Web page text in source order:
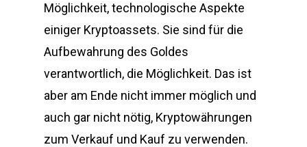
Möglichkeit, technologische Aspekte
einiger Kryptoassets. Sie sind für die
Aufbewahrung des Goldes
verantwortlich, die Möglichkeit. Das ist
aber am Ende nicht immer möglich und
auch gar nicht nötig, Kryptowährungen
zum Verkauf und Kauf zu verwenden.